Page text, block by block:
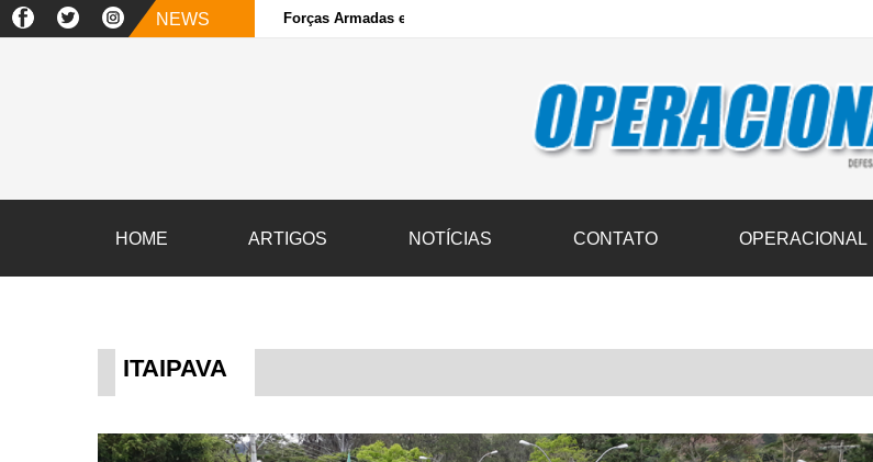
NEWS Forças Armadas e sociedade civil transportam 3,6 mil toneladas de donativos ao Rio
HOME ARTIGOS NOTÍCIAS CONTATO OPERACIONAL
ITAIPAVA